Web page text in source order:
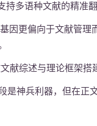
持多语种文献的精准
基因更偏向于文献管
献综述与理论框架搭
是神兵利器，但在